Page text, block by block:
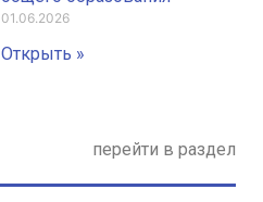
01.06.2026
Открыть »
перейти в раздел